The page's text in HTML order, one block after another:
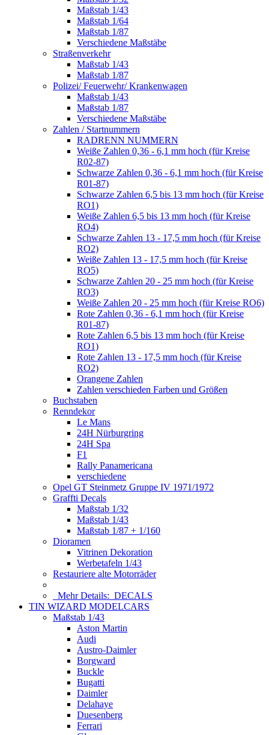
Maßstab 1/43
Maßstab 1/64
Maßstab 1/87
Verschiedene Maßstäbe
Straßenverkehr
Maßstab 1/43
Maßstab 1/87
Polizei/ Feuerwehr/ Krankenwagen
Maßstab 1/43
Maßstab 1/87
Verschiedene Maßstäbe
Zahlen / Startnummern
RADRENN NUMMERN
Weiße Zahlen 0,36 - 6,1 mm hoch (für Kreise
R02-87)
Schwarze Zahlen 0,36 - 6,1 mm hoch (für Kreise
R01-87)
Schwarze Zahlen 6,5 bis 13 mm hoch (für Kreise
RO1)
Weiße Zahlen 6,5 bis 13 mm hoch (für Kreise
RO4)
Schwarze Zahlen 13 - 17,5 mm hoch (für Kreise
RO2)
Weiße Zahlen 13 - 17,5 mm hoch (für Kreise
RO5)
Schwarze Zahlen 20 - 25 mm hoch (für Kreise
RO3)
Weiße Zahlen 20 - 25 mm hoch (für Kreise RO6)
Rote Zahlen 0,36 - 6,1 mm hoch (für Kreise
R01-87)
Rote Zahlen 6,5 bis 13 mm hoch (für Kreise
RO1)
Rote Zahlen 13 - 17,5 mm hoch (für Kreise
RO2)
Orangene Zahlen
Zahlen verschieden Farben und Größen
Buchstaben
Renndekor
Le Mans
24H Nürburgring
24H Spa
F1
Rally Panamericana
verschiedene
Opel GT Steinmetz Gruppe IV 1971/1972
Graffti Decals
Maßstab 1/32
Maßstab 1/43
Maßstab 1/87 + 1/160
Dioramen
Vitrinen Dekoration
Werbetafeln 1/43
Restauriere alte Motorräder
Mehr Details: DECALS
TIN WIZARD MODELCARS
Maßstab 1/43
Aston Martin
Audi
Austro-Daimler
Borgward
Buckle
Bugatti
Daimler
Delahaye
Duesenberg
Ferrari